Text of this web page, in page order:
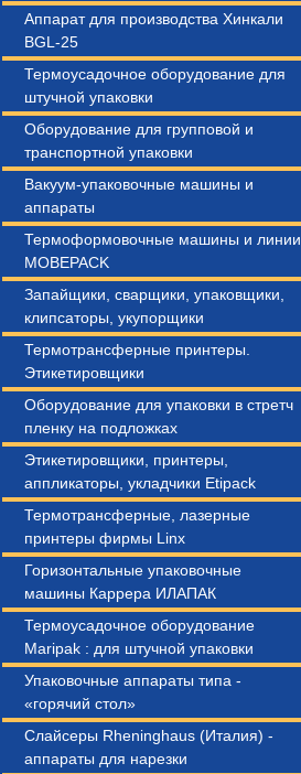
Аппарат для производства Хинкали
BGL-25
Термоусадочное оборудование для
штучной упаковки
Оборудование для групповой и
транспортной упаковки
Вакуум-упаковочные машины и
аппараты
Термоформовочные машины и линии
MOBEPACK
Запайщики, сварщики, упаковщики,
клипсаторы, укупорщики
Термотрансферные принтеры.
Этикетировщики
Оборудование для упаковки в стретч
пленку на подложках
Этикетировщики, принтеры,
аппликаторы, укладчики Etipack
Термотрансферные, лазерные
принтеры фирмы Linx
Горизонтальные упаковочные
машины Каррера ИЛАПАК
Термоусадочное оборудование
Maripak : для штучной упаковки
Упаковочные аппараты типа -
«горячий стол»
Слайсеры Rheninghaus (Италия) -
аппараты для нарезки